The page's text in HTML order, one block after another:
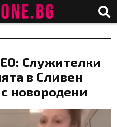
Служителки
в Сливен
новородени